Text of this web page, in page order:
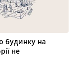
будинку на
не